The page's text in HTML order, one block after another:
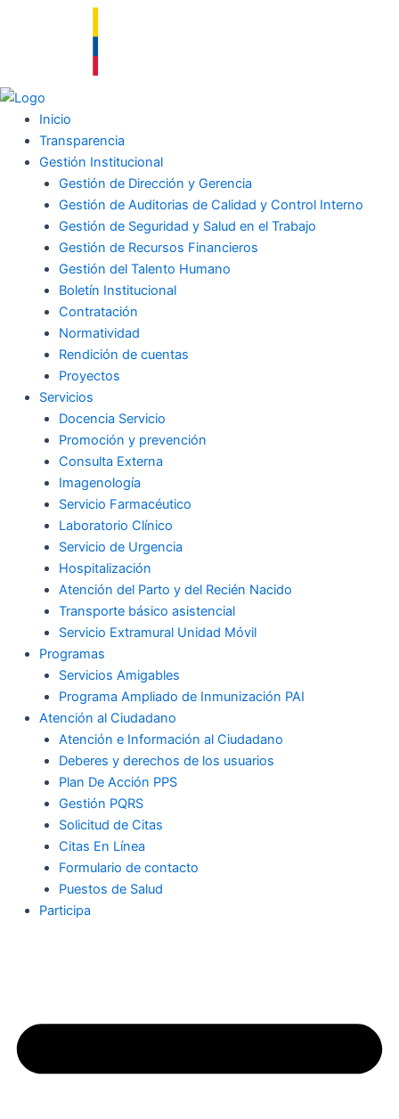
Inicio
Transparencia
Gestión Institucional
Gestión de Dirección y Gerencia
Gestión de Auditorias de Calidad y Control Interno
Gestión de Seguridad y Salud en el Trabajo
Gestión de Recursos Financieros
Gestión del Talento Humano
Boletín Institucional
Contratación
Normatividad
Rendición de cuentas
Proyectos
Servicios
Docencia Servicio
Promoción y prevención
Consulta Externa
Imagenología
Servicio Farmacéutico
Laboratorio Clínico
Servicio de Urgencia
Hospitalización
Atención del Parto y del Recién Nacido
Transporte básico asistencial
Servicio Extramural Unidad Móvil
Programas
Servicios Amigables
Programa Ampliado de Inmunización PAI
Atención al Ciudadano
Atención e Información al Ciudadano
Deberes y derechos de los usuarios
Plan De Acción PPS
Gestión PQRS
Solicitud de Citas
Citas En Línea
Formulario de contacto
Puestos de Salud
Participa